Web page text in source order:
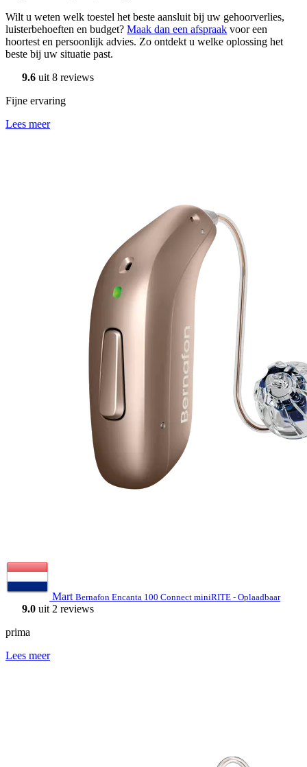
Wilt u weten welk toestel het beste aansluit bij uw gehoorverlies,
luisterbehoeften en budget? Maak dan een afspraak voor een
hoortest en persoonlijk advies. Zo ontdekt u welke oplossing het
beste bij uw situatie past.
9.6 uit 8 reviews
Fijne ervaring
Lees meer
Mart Bernafon Encanta 100 Connect miniRITE - Oplaadbaar
9.0 uit 2 reviews
prima
Lees meer